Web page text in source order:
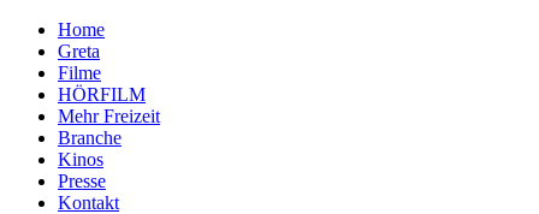
Home
Greta
Filme
HÖRFILM
Mehr Freizeit
Branche
Kinos
Presse
Kontakt